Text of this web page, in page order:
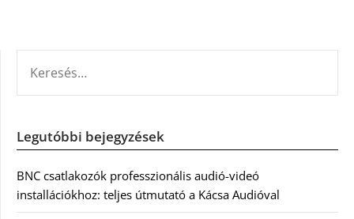
Legutóbbi bejegyzések
BNC csatlakozók professzionális audió-videó
installációkhoz: teljes útmutató a Kácsa Audióval